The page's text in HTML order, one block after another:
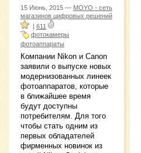
15 Июнь, 2015 — MOYO - сеть
магазинов цифровых решений
| 611
фотокамеры
фотоаппараты
Компании Nikon и Canon
заявили о выпуске новых
модернизованных линеек
фотоаппаратов, которые
в ближайшее время
будут доступны
потребителям. Для того
чтобы стать одним из
первых обладателей
фирменных новинок из